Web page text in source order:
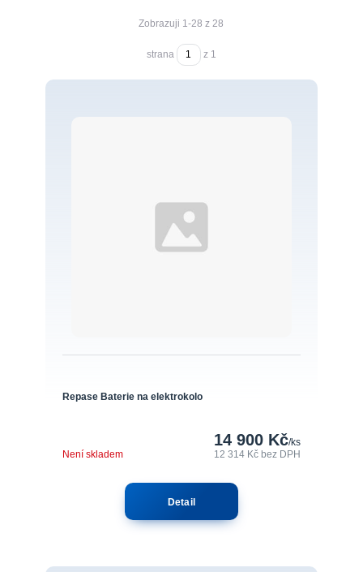
Zobrazuji 1-28 z 28
strana z 1
Repase Baterie na elektrokolo
14 900 Kč/ks
12 314 Kč bez DPH
Není skladem
Detail